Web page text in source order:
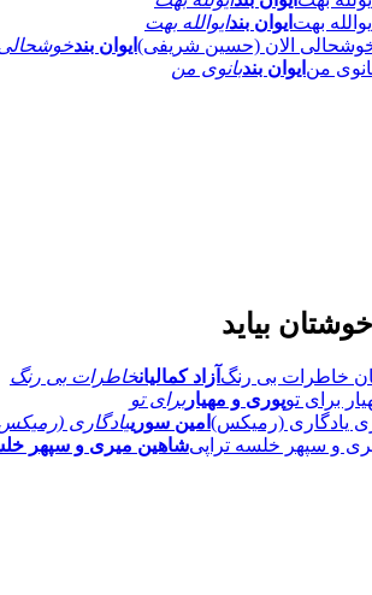
ایوان بندایوالله بهت
ایوان بند
ایوان بندبانوی من
بیاید
آزاد کمالیانخاطرات بی رنگ
پوری و مهیاربرای تو
امین سورییادگاری
شاهین میری و سپهر